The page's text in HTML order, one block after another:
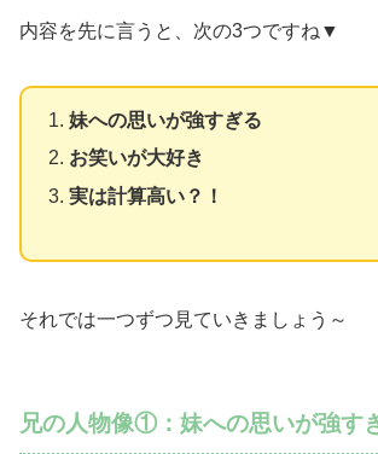
内容を先に言うと、次の3つですね▼
妹への思いが強すぎる
お笑いが大好き
実は計算高い？！
それでは一つずつ見ていきましょう～
兄の人物像①：妹への思いが強す